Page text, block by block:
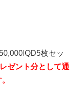
枚セッ
ゼント分として通